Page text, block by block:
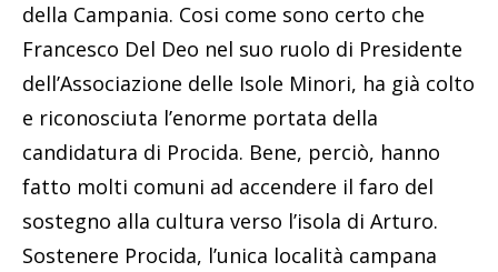
della Campania. Cosi come sono certo che
Francesco Del Deo nel suo ruolo di Presidente
dell’Associazione delle Isole Minori, ha già colto
e riconosciuta l’enorme portata della
candidatura di Procida. Bene, perciò, hanno
fatto molti comuni ad accendere il faro del
sostegno alla cultura verso l’isola di Arturo.
Sostenere Procida, l’unica località campana